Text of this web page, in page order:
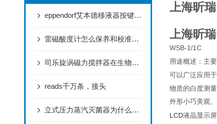
eppendorf艾本德移液器按键（侧盖）松动掉落怎么办？
雷磁酸度计怎么保养和校准呢？
司乐旋涡磁力搅拌器在生物制药领域应用分析
reads千万条，接头
立式压力蒸汽灭菌器为什么分为B、N、S型？
上海昕
上海昕
WSB-1/1C
用途概述：主
可以广泛应用
物质的白度测
外形小巧美观
LCD液晶显示